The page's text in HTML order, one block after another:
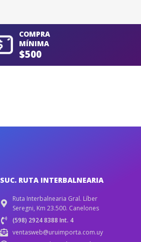
COMPRA
MÍNIMA
$500
SUC. RUTA INTERBALNEARIA
Ruta Interbalnearia Gral. Líber
Seregni, Km 23.500. Canelones
(598) 2924 8388 Int. 4
ventasweb@uruimporta.com.uy